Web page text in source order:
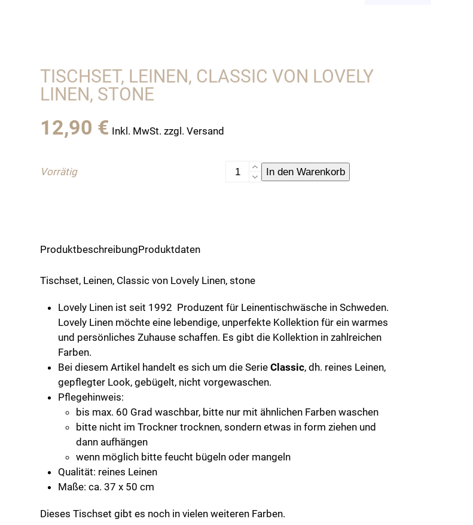
TISCHSET, LEINEN, CLASSIC VON LOVELY
LINEN, STONE
12,90 € Inkl. MwSt. zzgl. Versand
Vorrätig
Tischset,
Leinen,
In den Warenkorb
ProduktbeschreibungProduktdaten
Tischset, Leinen, Classic von Lovely Linen, stone
Lovely Linen ist seit 1992 Produzent für Leinentischwäsche in Schweden.
Lovely Linen möchte eine lebendige, unperfekte Kollektion für ein warmes
und persönliches Zuhause schaffen. Es gibt die Kollektion in zahlreichen
Farben.
Bei diesem Artikel handelt es sich um die SerieClassic, dh. reines Leinen,
gepflegter Look, gebügelt, nicht vorgewaschen.
Pflegehinweis:
bis max. 60 Grad waschbar, bitte nur mit ähnlichen Farben waschen
bitte nicht im Trockner trocknen, sondern etwas in form ziehen und
dann aufhängen
wenn möglich bitte feucht bügeln oder mangeln
Qualität: reines Leinen
Maße: ca. 37 x 50 cm
Dieses Tischset gibt es noch in vielen weiteren Farben.